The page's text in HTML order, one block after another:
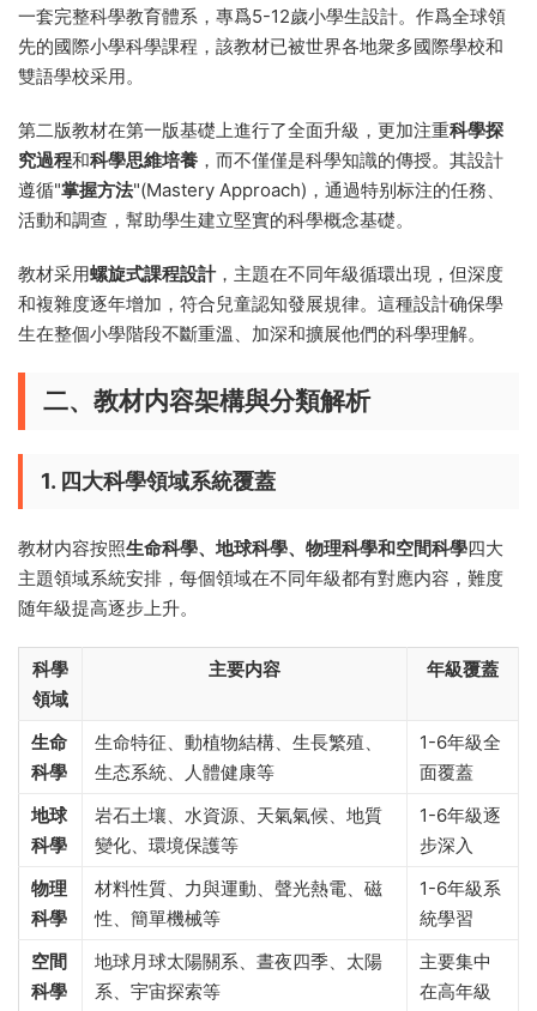
一套完整科學教育體系，專爲5-12歲小學生設計。作爲全球領
先的國際小學科學課程，該教材已被世界各地衆多國際學校和
雙語學校采用。
第二版教材在第一版基礎上進行了全面升級，更加注重科學探
究過程和科學思維培養 ，而不僅僅是科學知識的傳授。其設計
遵循"掌握方法"(Mastery Approach)，通過特别标注的任務、
活動和調查，幫助學生建立堅實的科學概念基礎。
教材采用螺旋式課程設計，主題在不同年級循環出現，但深度
和複雜度逐年增加，符合兒童認知發展規律。這種設計确保學
生在整個小學階段不斷重溫、加深和擴展他們的科學理解。
二、教材内容架構與分類解析
1. 四大科學領域系統覆蓋
教材内容按照生命科學、地球科學、物理科學和空間科學四大
主題領域系統安排，每個領域在不同年級都有對應内容，難度
随年級提高逐步上升。
科學
領域
主要内容 年級覆蓋
生命
科學
生命特征、動植物結構、生長繁殖、
生态系統、人體健康等
1-6年級全
面覆蓋
地球
科學
岩石土壤、水資源、天氣氣候、地質
變化、環境保護等
1-6年級逐
步深入
物理
科學
材料性質、力與運動、聲光熱電、磁
性、簡單機械等
1-6年級系
統學習
空間
科學
地球月球太陽關系、晝夜四季、太陽
系、宇宙探索等
主要集中
在高年級